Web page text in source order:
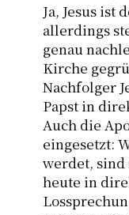
Ja, Jesus ist
allerdings
genau
Kirche
Nachfolger
Papst in
Auch die
eingesetzt:
werdet, sind
heute in